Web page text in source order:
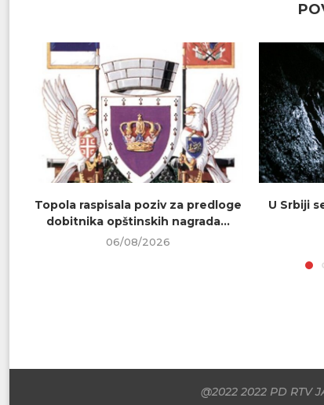
Topola raspisala poziv za predloge
dobitnika opštinskih nagrada...
06/08/2026
U Srbiji
@2022 2022 PD RTV